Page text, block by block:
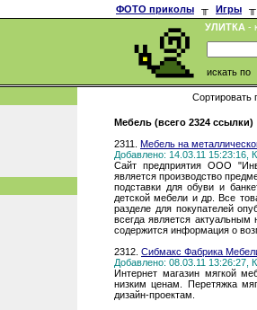
ФОТО приколы ╥ Игры
╥
УЛИТКА -
искать по
Сортировать
Мебель (всего 2324 ссылки)
2311. Мебель на
Добавлено: 14.03.11 15:23:16,
Сайт предприятия ООО
является производство
подставки для обуви и
детской мебели и др. Все
разделе для покупателей
всегда является
содержится информация о
2312. Сибмакс Фабрика
Добавлено: 08.03.11 13:26:27,
Интернет магазин мягкой
низким ценам. Перетяжка
дизайн-проектам.